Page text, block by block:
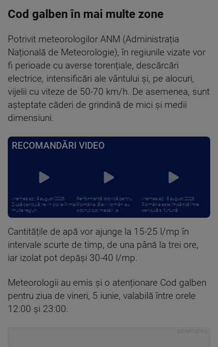
Cod galben în mai multe zone
Potrivit meteorologilor ANM (Administrația
Națională de Meteorologie), în regiunile vizate vor
fi perioade cu averse torențiale, descărcări
electrice, intensificări ale vântului și, pe alocuri,
vijelii cu viteze de 50-70 km/h. De asemenea, sunt
așteptate căderi de grindină de mici și medii
dimensiuni.
RECOMANDĂRI VIDEO
Vremea azi, 9 august 2026.
După caniculă, revin ploile în mai
multe regiuni
Performanță istorică pentru
România. Elevii români au
obținut opt medalii la ...
Vremea azi, 8 august 2026.
România este împărțită între
caniculă și furtună
Cantitățile de apă vor ajunge la 15-25 l/mp în
intervale scurte de timp, de una până la trei ore,
iar izolat pot depăși 30-40 l/mp.
Meteorologii au emis și o atenționare Cod galben
pentru ziua de vineri, 5 iunie, valabilă între orele
12:00 și 23:00.